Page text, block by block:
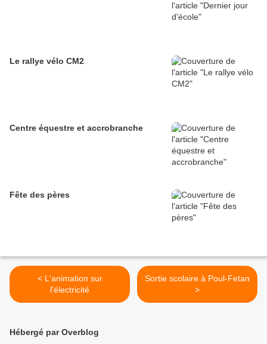
Le rallye vélo CM2
Centre équestre et accrobranche
Fête des pères
< L'animation sur
l'électricité
Sortie scolaire à Poul-Fetan
>
Hébergé par Overblog